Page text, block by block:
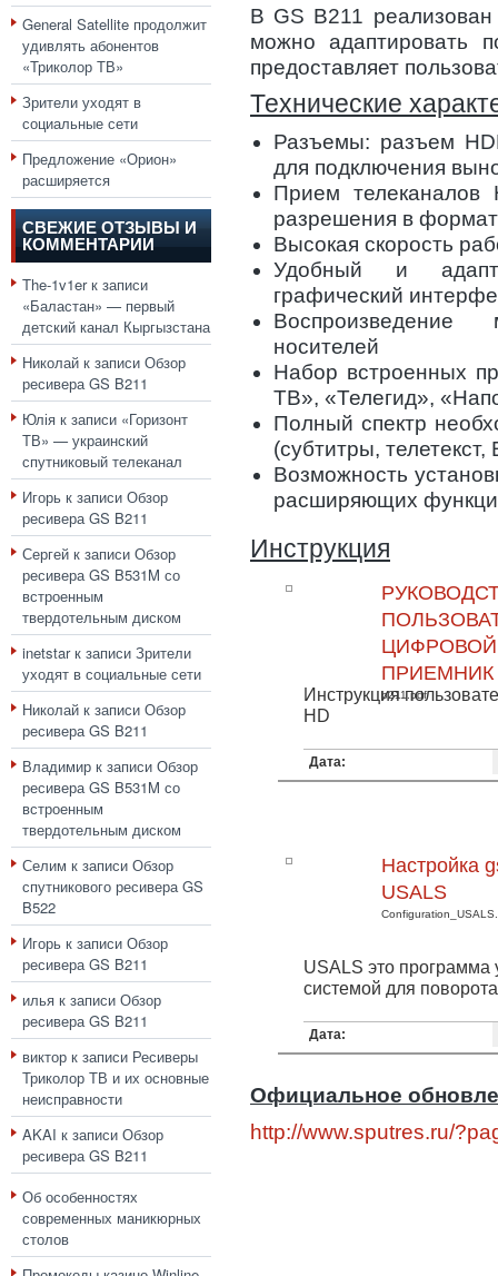
General Satellite продолжит
удивлять абонентов
«Триколор ТВ»
Зрители уходят в
социальные сети
Предложение «Орион»
расширяется
СВЕЖИЕ ОТЗЫВЫ И
КОММЕНТАРИИ
The-1v1erк записи
«Баластан» — первый
детский канал Кыргызстана
Николай к записи Обзор
ресивера GS B211
Юлія к записи «Горизонт
ТВ» — украинский
спутниковый телеканал
Игорь к записи Обзор
ресивера GS B211
Сергей к записи Обзор
ресивера GS B531M со
встроенным
твердотельным диском
inetstarк записи Зрители
уходят в социальные сети
Николай к записи Обзор
ресивера GS B211
Владимир к записи Обзор
ресивера GS B531M со
встроенным
твердотельным диском
Селим к записи Обзор
спутникового ресивера GS
B522
Игорь к записи Обзор
ресивера GS B211
илья к записи Обзор
ресивера GS B211
виктор к записи Ресиверы
Триколор ТВ и их основные
неисправности
AKAI к записи Обзор
ресивера GS B211
Об особенностях
современных маникюрных
столов
В GS B211
можно адаптировать
предоставляет
Технические
Разъемы: разъем
для подключения
Прием телеканалов
разрешения в
Высокая скорость
Удобный и
графический
носителей
Набор встроенных
ТВ», «Телегид»,
Полный спектр
(субтитры, телетекст,
Возможность
расширяющих
Инструкция
ПРИЕМНИК
b211.pdf
Инструкция
HD
Дата:
Настройка
USALS
USALS это программа
системой для
Дата:
Официальное
http://www.sputres.ru/